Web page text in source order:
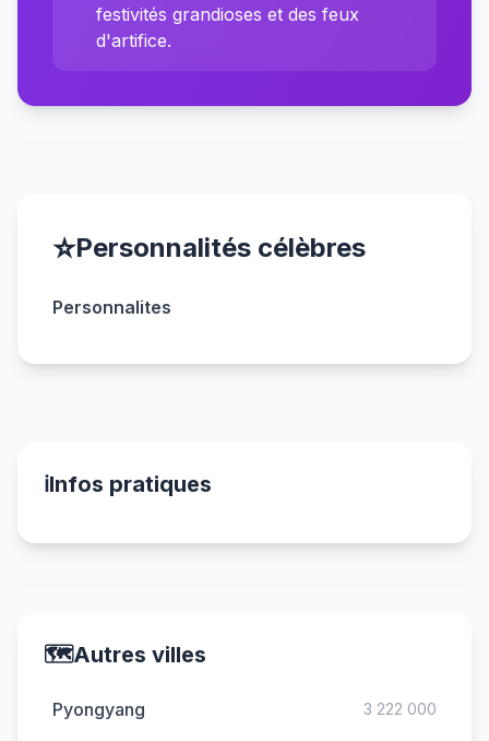
festivités grandioses et des feux
d'artifice.
⭐Personnalités célèbres
Personnalites
ℹ️Infos pratiques
🗺️Autres villes
Pyongyang 3 222 000